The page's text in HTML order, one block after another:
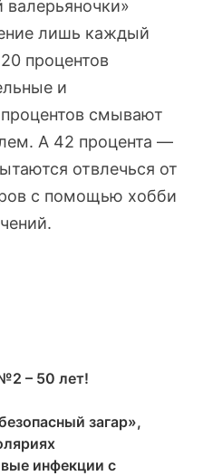
валерьяночки»
лишь каждый
процентов
и
смывают
А 42 процента —
отвлечься от
с помощью хобби
– 50 лет!
загар»,
инфекции с